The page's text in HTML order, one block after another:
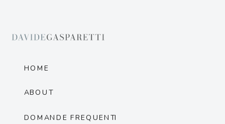
HOME
ABOUT
DOMANDE FREQUENTI